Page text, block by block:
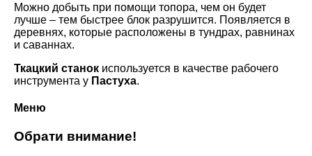
Можно добыть при помощи топора, чем он будет
лучше – тем быстрее блок разрушится. Появляется в
деревнях, которые расположены в тундрах, равнинах
и саваннах.
Ткацкий станок используется в качестве рабочего
инструмента у Пастуха.
Меню
Обрати внимание!